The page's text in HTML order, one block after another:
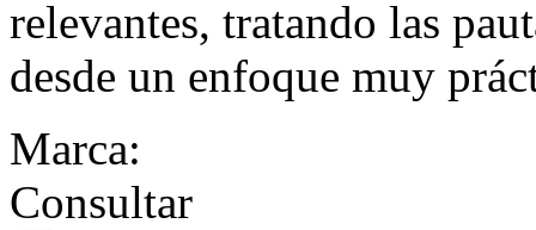
relevantes, tratando las
desde un enfoque muy
Marca:
Consultar